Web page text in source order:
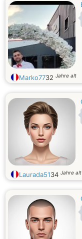
Marko7732 Jahre alt
Laurada5134 Jahre alt